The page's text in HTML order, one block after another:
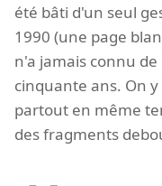
été bâti d'un seul
1990 (une page
n'a jamais connu
cinquante ans. On
partout en même
des fragments